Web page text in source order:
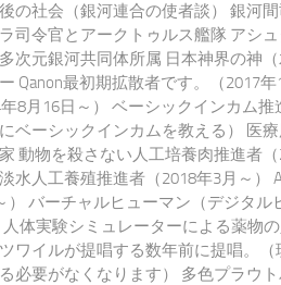
の社会（銀河連合の使者談） 銀河
司令官とアークトゥルス艦隊 アシ
次元銀河共同体所属 日本神界の神
Qanon最初期拡散者です。（2017年
8月16日～） ベーシックインカム
ベーシックインカムを教える） 医
動物を殺さない人工培養肉推進者
水人工養殖推進者（2018年3月～）
） バーチャルヒューマン（デジタル
人体実験シミュレーターによる薬物
ワイルが提唱する数年前に提唱。
必要がなくなります） 多色プラウ